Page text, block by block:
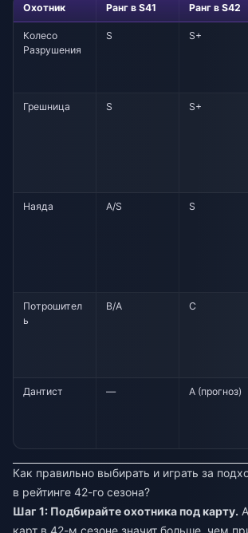
Охотник Ранг в S41 Ранг в S42
Колесо
Разрушения
S S+
Грешница S S+
Наяда A/S S
Потрошител
ь
B/A C
Дантист — A (прогноз)
Как правильно выбирать и играть за
в рейтинге 42-го сезона?
Шаг 1: Подбирайте охотника под карту.
карт в 42-м сезоне значит больше, чем